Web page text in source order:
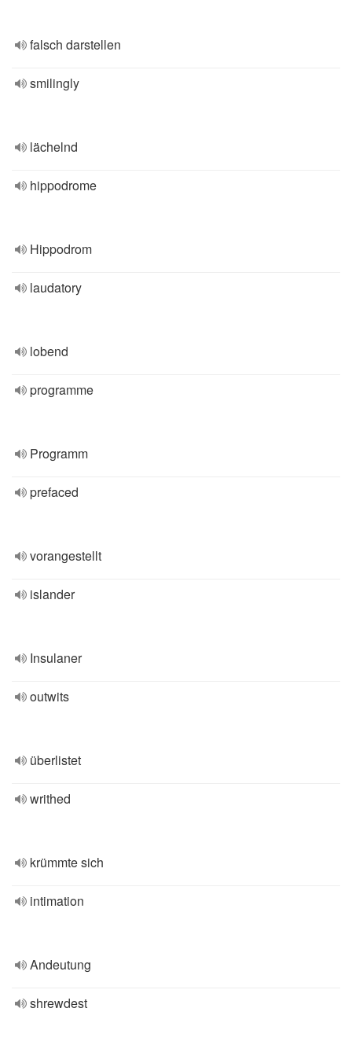
falsch darstellen
smilingly
lächelnd
hippodrome
Hippodrom
laudatory
lobend
programme
Programm
prefaced
vorangestellt
islander
Insulaner
outwits
überlistet
writhed
krümmte sich
intimation
Andeutung
shrewdest